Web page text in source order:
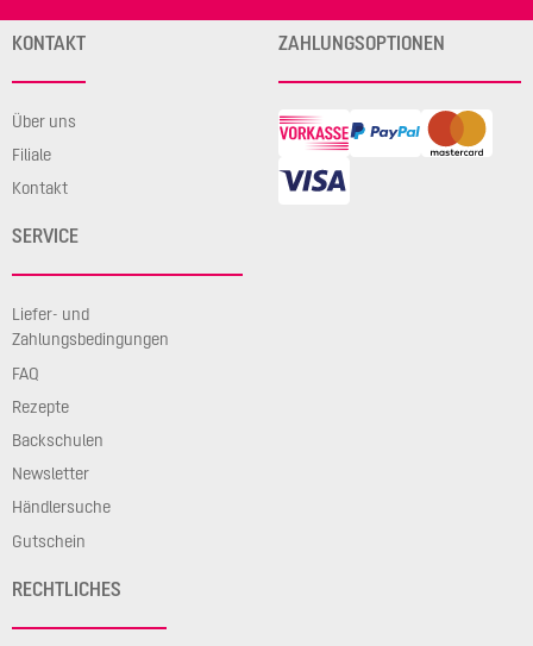
KONTAKT
Über uns
Filiale
Kontakt
SERVICE
Liefer- und
Zahlungsbedingungen
FAQ
Rezepte
Backschulen
Newsletter
Händlersuche
Gutschein
RECHTLICHES
ZAHLUNGSOPTIONEN